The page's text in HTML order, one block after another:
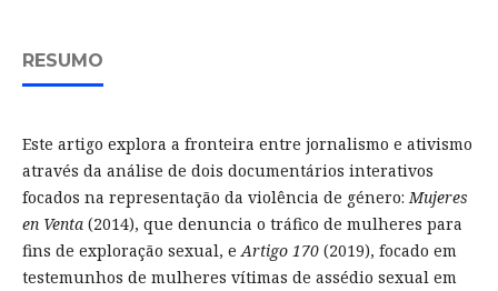
RESUMO
Este artigo explora a fronteira entre jornalismo e ativismo
através da análise de dois documentários interativos
focados na representação da violência de género: Mujeres
en Venta(2014), que denuncia o tráfico de mulheres para
fins de exploração sexual, e Artigo 170(2019), focado em
testemunhos de mulheres vítimas de assédio sexual em